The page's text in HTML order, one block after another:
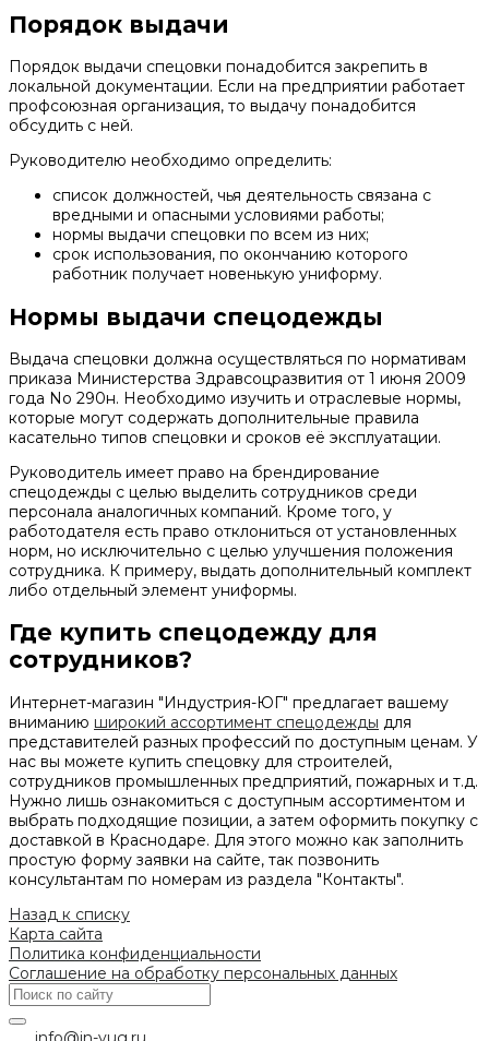
Порядок выдачи
Порядок выдачи спецовки понадобится закрепить в
локальной документации. Если на предприятии работает
профсоюзная организация, то выдачу понадобится
обсудить с ней.
Руководителю необходимо определить:
список должностей, чья деятельность связана с
вредными и опасными условиями работы;
нормы выдачи спецовки по всем из них;
срок использования, по окончанию которого
работник получает новенькую униформу.
Нормы выдачи спецодежды
Выдача спецовки должна осуществляться по нормативам
приказа Министерства Здравсоцразвития от 1 июня 2009
года No 290н. Необходимо изучить и отраслевые нормы,
которые могут содержать дополнительные правила
касательно типов спецовки и сроков её эксплуатации.
Руководитель имеет право на брендирование
спецодежды с целью выделить сотрудников среди
персонала аналогичных компаний. Кроме того, у
работодателя есть право отклониться от установленных
норм, но исключительно с целью улучшения положения
сотрудника. К примеру, выдать дополнительный комплект
либо отдельный элемент униформы.
Где купить спецодежду для
сотрудников?
Интернет-магазин "Индустрия-ЮГ" предлагает вашему
вниманию широкий ассортимент спецодежды для
представителей разных профессий по доступным ценам. У
нас вы можете купить спецовку для строителей,
сотрудников промышленных предприятий, пожарных и т.д.
Нужно лишь ознакомиться с доступным ассортиментом и
выбрать подходящие позиции, а затем оформить покупку с
доставкой в Краснодаре. Для этого можно как заполнить
простую форму заявки на сайте, так позвонить
консультантам по номерам из раздела "Контакты".
Назад к списку
Карта сайта
Политика конфиденциальности
Соглашение на обработку персональных данных